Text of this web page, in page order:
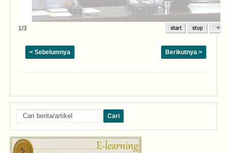
2/3
< Sebelumnya Berikutnya >